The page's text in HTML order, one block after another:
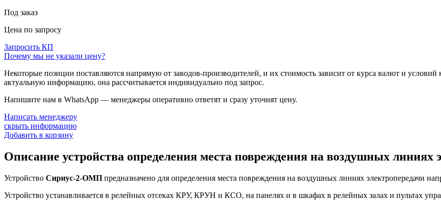
Под заказ
Цена по запросу
Запросить КП
Почему мы не указали цену?
Некоторые позиции поставляются напрямую от заводов-производителей, и их стоимость зависит от курса валют и
актуальную информацию, она рассчитывается индивидуально под запрос.
Напишите нам в WhatsApp — менеджеры оперативно ответят и сразу уточнят цену.
Написать менеджеру
скрыть информацию
Добавить в корзину
Описание устройства определения места повреждения на воздушных
Устройство Сириус-2-ОМП предназначено для определения места повреждения на воздушных линиях электропередачи
Устройство устанавливается в релейных отсеках КРУ, КРУН и КСО, на панелях и в шкафах в релейных залах и пультах